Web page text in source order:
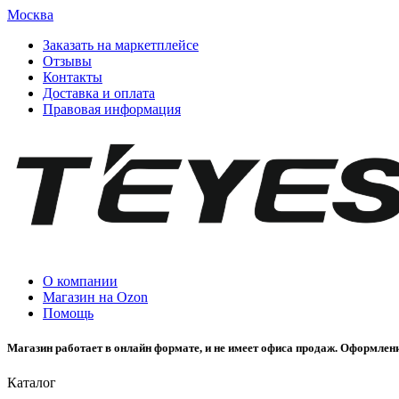
Москва
Заказать на маркетплейсе
Отзывы
Контакты
Доставка и оплата
Правовая информация
О компании
Магазин на Ozon
Помощь
Магазин работает в онлайн формате, и не имеет офиса продаж.
Каталог